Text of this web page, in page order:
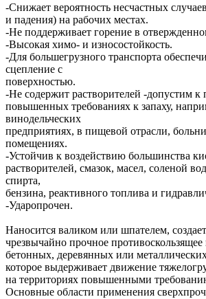
-Снижает вероятность несчастных
и падения) на рабочих местах.
-Не поддерживает горение в
-Высокая химо- и износостойкость.
-Для большегрузного транспорта
сцепление с
поверхностью.
-Не содержит растворителей -допустим
повышенных требованиях к запаху,
винодельческих
предприятиях, в пищевой отрасли,
помещениях.
-Устойчив к воздействию большинства
растворителей, смазок, масел, соленой
спирта,
бензина, реактивного топлива и
-Ударопрочен.
Наносится валиком или шпателем,
чрезвычайно прочное
бетонных, деревянных или
которое выдерживает движение
на территориях повышенными
Основные области применения